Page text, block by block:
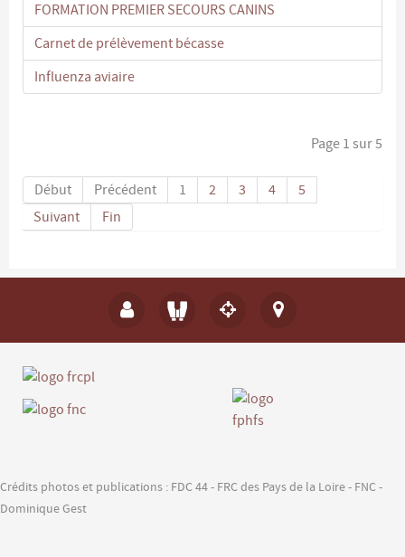
FORMATION PREMIER SECOURS CANINS
Carnet de prélèvement bécasse
Influenza aviaire
Page 1 sur 5
Début Précédent 1 2 3 4
5
Suivant
Fin
Crédits photos et publications : FDC 44 - FRC des Pays de la Loire - FNC -
Dominique Gest